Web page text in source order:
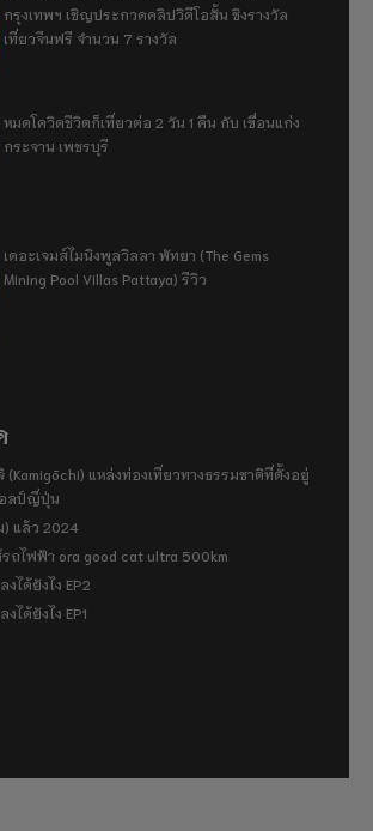
กรุงเทพฯ เชิญประกวดคลิปวิดีโอสั้น ชิงรางวัล
เที่ยวจีนฟรี จำนวน 7 รางวัล
หมดโควิดชีวิตก็เที่ยวต่อ 2 วัน 1 คืน กับ เขื่อนแก่ง
กระจาน เพชรบุรี
เดอะเจมส์ไมนิงพูลวิลลา พัทยา (The Gems
Mining Pool Villas Pattaya) รีวิว
(Kamigōchi) แหล่งท่องเที่ยวทางธรรมชาติที่ตั้งอยู่
อลป์ญี่ปุ่น
) แล้ว 2024
รถไฟฟ้า ora good cat ultra 500km
ได้ยังไง EP2
ได้ยังไง EP1